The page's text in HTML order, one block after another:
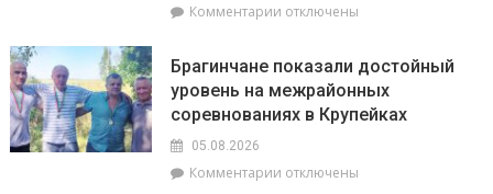
спасатели
Брагинщины
усиливают
профилактику
Комментарии к
районном
семинаре-
практикуме
«Пераможнік»
отключены
Брагинчане показали достойный
уровень на межрайонных
соревнованиях в Крупейках
05.08.2026
Комментарии котключены